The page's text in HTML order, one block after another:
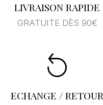
LIVRAISON RAPIDE
GRATUITE DÈS 90€
ECHANGE / RETOUR